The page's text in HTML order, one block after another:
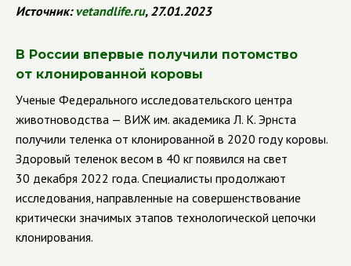
Источник:vetandlife.ru, 27.01.2023
В России впервые получили потомство
от клонированной коровы
Ученые Федерального исследовательского центра
животноводства — ВИЖ им. академика Л. К. Эрнста
получили теленка от клонированной в 2020 году коровы.
Здоровый теленок весом в 40 кг появился на свет
30 декабря 2022 года. Специалисты продолжают
исследования, направленные на совершенствование
критически значимых этапов технологической цепочки
клонирования.